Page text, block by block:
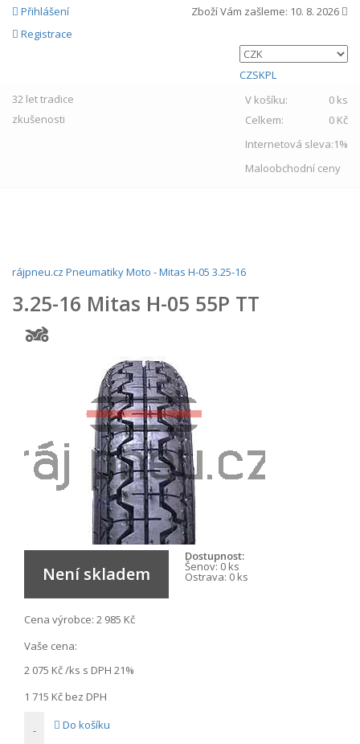
Přihlášení
Registrace
Zboží Vám zašleme: 10. 8. 2026
CZSKPL
32 lettradice
zkušenosti
V košíku:
0 ks
Celkem:
0 Kč
Internetová sleva:1%
Maloobchodní ceny
rájpneu.cz PneumatikyMoto -Mitas H-05 3.25-16
3.25-16 Mitas H-05 55P TT
Není skladem
Dostupnost:
Šenov: 0 ks
Ostrava: 0 ks
Cena výrobce: 2 985 Kč
Vaše cena:
2 075 Kč/ks s DPH 21%
1 715 Kč bez DPH
- Do košíku